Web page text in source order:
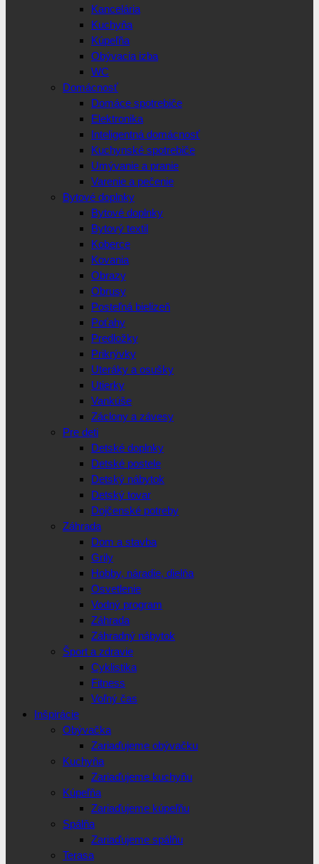
Kancelária
Kuchyňa
Kúpeľňa
Obývacia izba
WC
Domácnosť
Domáce spotrebiče
Elektronika
Inteligentná domácnosť
Kuchynské spotrebiče
Umývanie a pranie
Varenie a pečenie
Bytové doplnky
Bytové doplnky
Bytový textil
Koberce
Kovania
Obrazy
Obrusy
Posteľná bielizeň
Poťahy
Predložky
Prikrývky
Uteráky a osušky
Utierky
Vankúše
Záclony a závesy
Pre deti
Detské doplnky
Detské postele
Detský nábytok
Detský tovar
Dojčenské potreby
Záhrada
Dom a stavba
Grily
Hobby, náradie, dielňa
Osvetlenie
Vodný program
Záhrada
Záhradný nábytok
Šport a zdravie
Cyklistika
Fitness
Voľný čas
Inšpirácie
Obývačka
Zariaďujeme obývačku
Kuchyňa
Zariaďujeme kuchyňu
Kúpeľňa
Zariaďujeme kúpeľňu
Spálňa
Zariaďujeme spálňu
Terasa